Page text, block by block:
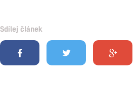
Sdílej článek